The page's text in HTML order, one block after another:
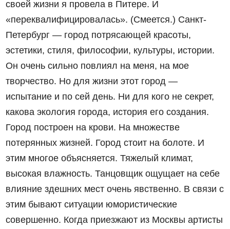
своей жизни я провела в Питере. И
«переквалифицировалась». (Смеется.) Санкт-
Петербург — город потрясающей красоты,
эстетики, стиля, философии, культуры, истории.
Он очень сильно повлиял на меня, на мое
творчество. Но для жизни этот город —
испытание и по сей день. Ни для кого не секрет,
какова экология города, история его создания.
Город построен на крови. На множестве
потерянных жизней. Город стоит на болоте. И
этим многое объясняется. Тяжелый климат,
высокая влажность. Танцовщик ощущает на себе
влияние здешних мест очень явственно. В связи с
этим бывают ситуации юмористические
совершенно. Когда приезжают из Москвы артисты